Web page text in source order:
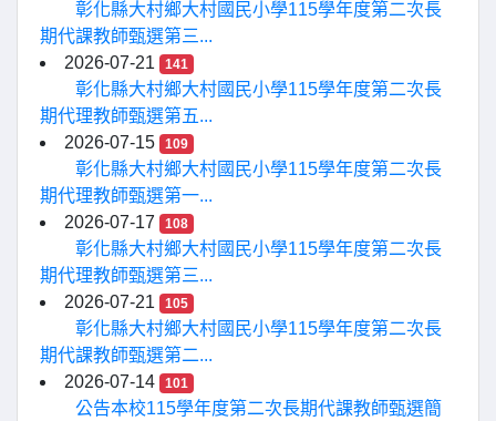
彰化縣大村鄉大村國民小學115學年度第二次長
期代課教師甄選第三...
2026-07-21
141
彰化縣大村鄉大村國民小學115學年度第二次長
期代理教師甄選第五...
2026-07-15
109
彰化縣大村鄉大村國民小學115學年度第二次長
期代理教師甄選第一...
2026-07-17
108
彰化縣大村鄉大村國民小學115學年度第二次長
期代理教師甄選第三...
2026-07-21
105
彰化縣大村鄉大村國民小學115學年度第二次長
期代課教師甄選第二...
2026-07-14
101
公告本校115學年度第二次長期代課教師甄選簡